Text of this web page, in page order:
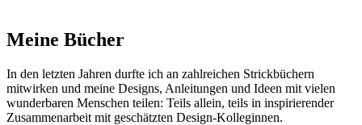
Meine Bücher
In den letzten Jahren durfte ich an zahlreichen Strickbüchern
mitwirken und meine Designs, Anleitungen und Ideen mit vielen
wunderbaren Menschen teilen: Teils allein, teils in inspirierender
Zusammenarbeit mit geschätzten Design-Kolleginnen.